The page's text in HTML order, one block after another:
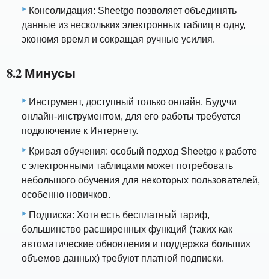
Консолидация: Sheetgo позволяет объединять
данные из нескольких электронных таблиц в одну,
экономя время и сокращая ручные усилия.
8.2 Минусы
Инструмент, доступный только онлайн. Будучи
онлайн-инструментом, для его работы требуется
подключение к Интернету.
Кривая обучения: особый подход Sheetgo к работе
с электронными таблицами может потребовать
небольшого обучения для некоторых пользователей,
особенно новичков.
Подписка: Хотя есть бесплатный тариф,
большинство расширенных функций (таких как
автоматические обновления и поддержка больших
объемов данных) требуют платной подписки.